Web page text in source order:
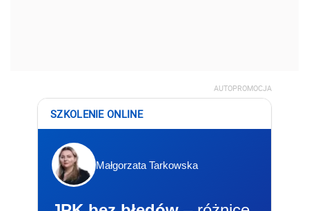
AUTOPROMOCJA
SZKOLENIE ONLINE
Małgorzata Tarkowska